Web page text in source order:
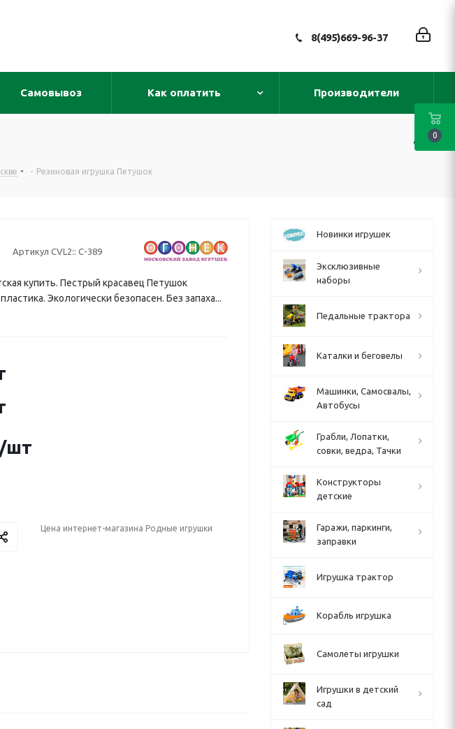
8(495)669-96-37
Самовывоз Как оплатить Производители
- Резиновая игрушка Петушок
Артикул CVL2:: С-389
купить. Пестрый красавец Петушок
Экологически безопасен. Без запаха...
/шт
Цена интернет-магазина Родные игрушки
Новинки игрушек
Эксклюзивные
наборы
Педальные трактора
Каталки и беговелы
Машинки, Самосвалы,
Автобусы
Грабли, Лопатки,
совки, ведра, Тачки
Конструкторы
детские
Гаражи, паркинги,
заправки
Игрушка трактор
Корабль игрушка
Самолеты игрушки
Игрушки в детский
сад
0